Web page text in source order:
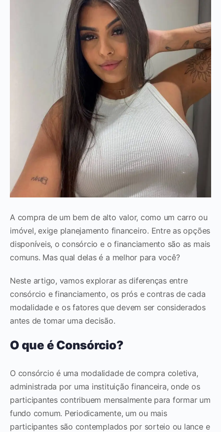
A compra de um bem de alto valor, como um carro ou
imóvel, exige planejamento financeiro. Entre as opções
disponíveis, o consórcio e o financiamento são as mais
comuns. Mas qual delas é a melhor para você?
Neste artigo, vamos explorar as diferenças entre
consórcio e financiamento, os prós e contras de cada
modalidade e os fatores que devem ser considerados
antes de tomar uma decisão.
O que é Consórcio?
O consórcio é uma modalidade de compra coletiva,
administrada por uma instituição financeira, onde os
participantes contribuem mensalmente para formar um
fundo comum. Periodicamente, um ou mais
participantes são contemplados por sorteio ou lance e